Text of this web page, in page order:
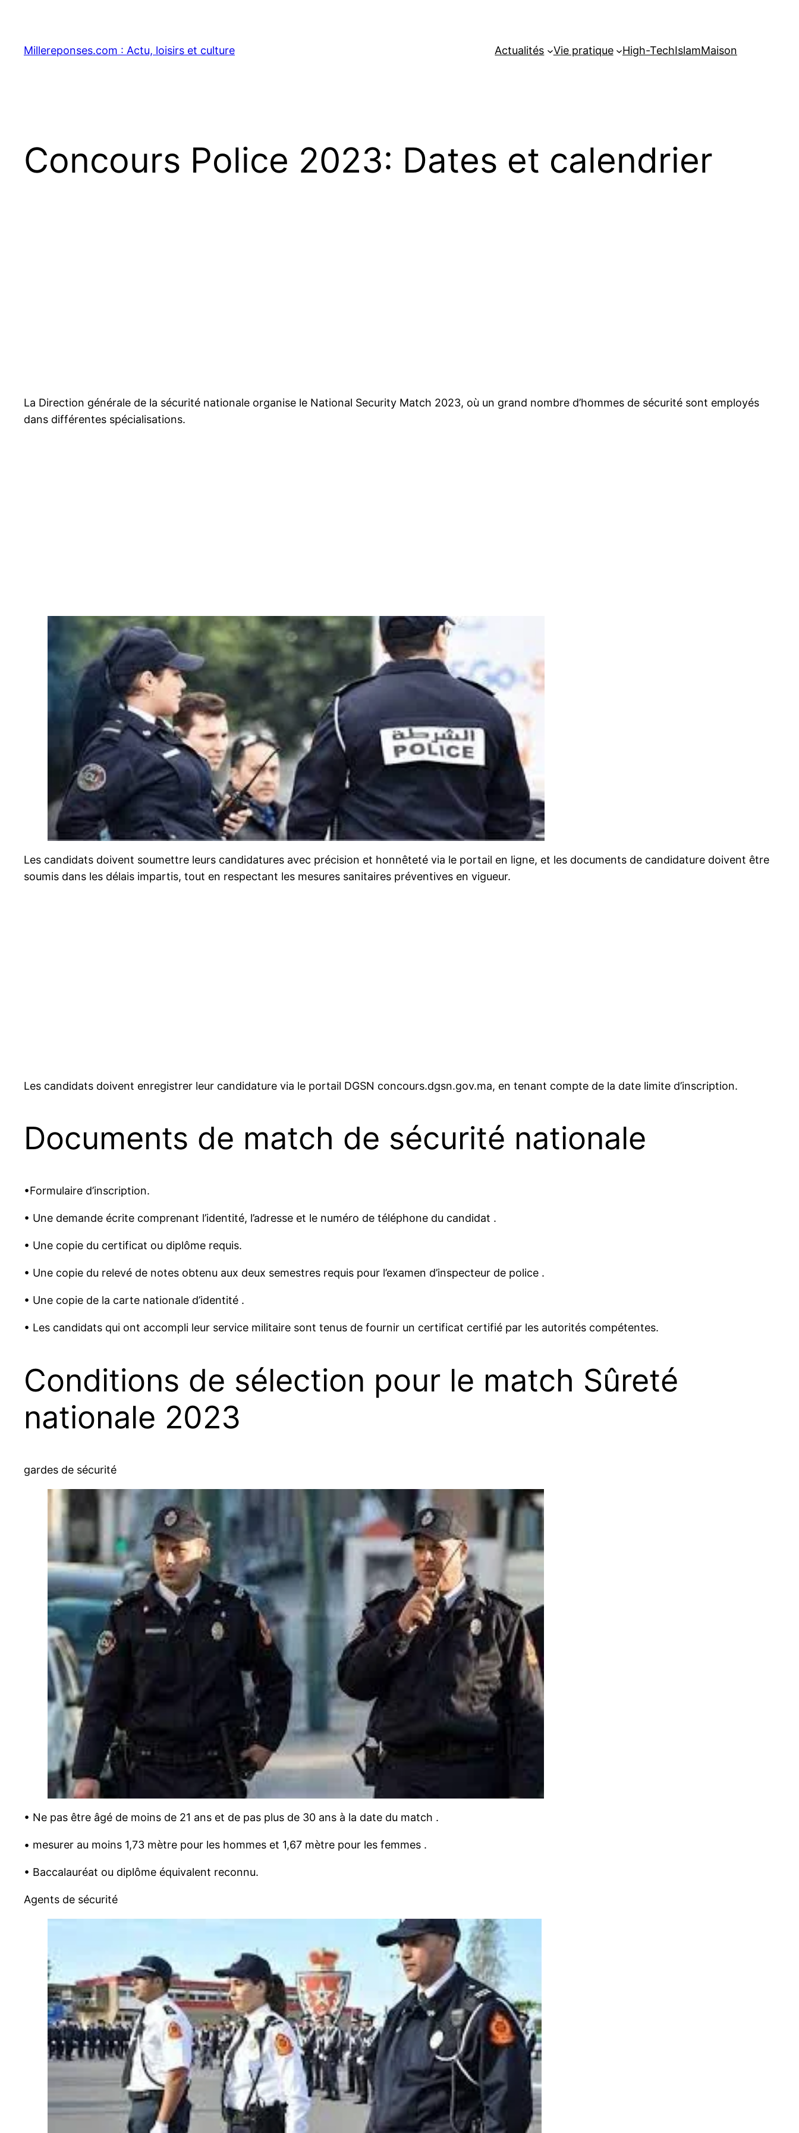
contenu
Millereponses.com : Actu, loisirs et culture Actualités Vie pratique High-TechIslamMaison
Concours Police 2023: Dates et calendrier
La Direction générale de la sécurité nationale organise le National Security Match 2023, où un grand nombre d’hommes de sécurité sont employés
dans différentes spécialisations.
Les candidats doivent soumettre leurs candidatures avec précision et honnêteté via le portail en ligne, et les documents de candidature doivent être
soumis dans les délais impartis, tout en respectant les mesures sanitaires préventives en vigueur.
Les candidats doivent enregistrer leur candidature via le portail DGSN concours.dgsn.gov.ma, en tenant compte de la date limite d’inscription.
Documents de match de sécurité nationale
•Formulaire d’inscription.
• Une demande écrite comprenant l’identité, l’adresse et le numéro de téléphone du candidat .
• Une copie du certificat ou diplôme requis.
• Une copie du relevé de notes obtenu aux deux semestres requis pour l’examen d’inspecteur de police .
• Une copie de la carte nationale d’identité .
• Les candidats qui ont accompli leur service militaire sont tenus de fournir un certificat certifié par les autorités compétentes.
Conditions de sélection pour le match Sûreté
nationale 2023
gardes de sécurité
• Ne pas être âgé de moins de 21 ans et de pas plus de 30 ans à la date du match .
• mesurer au moins 1,73 mètre pour les hommes et 1,67 mètre pour les femmes .
• Baccalauréat ou diplôme équivalent reconnu.
Agents de sécurité